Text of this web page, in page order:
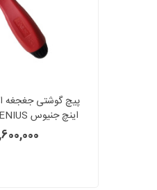
اینچ جنیوس GENIUS مدل 2988+524
1,600,000